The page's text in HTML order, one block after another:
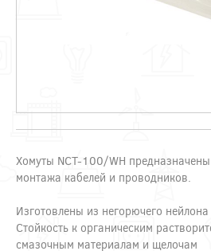
Хомуты NCT-100/WH
монтажа кабелей и проводников.
Изготовлены из негорючего нейлона
Стойкость к органическим
смазочным материалам и щелочам